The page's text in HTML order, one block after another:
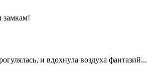
замкам!
и вдохнула воздуха фантазий...